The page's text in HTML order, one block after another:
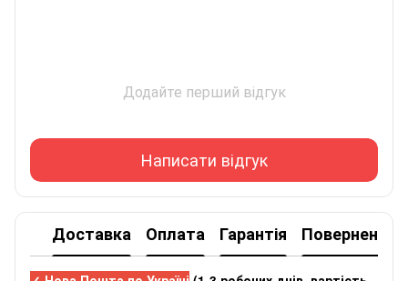
Додайте перший відгук
Написати відгук
Доставка Оплата Гарантія Повернення